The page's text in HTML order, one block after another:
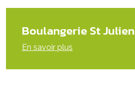
Boulangerie St Julien
En savoir plus